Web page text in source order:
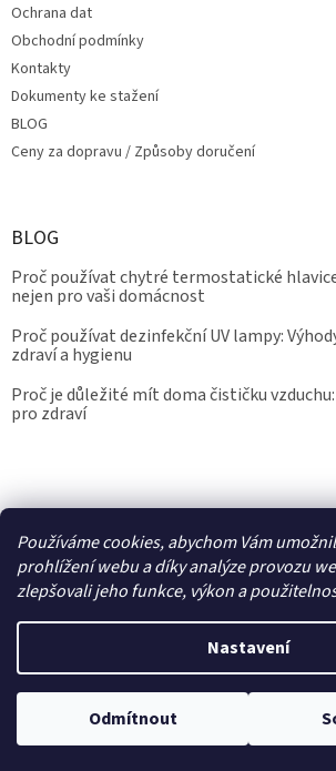
Používáme cookies, abychom Vám
prohlížení webu a díky analýze provozu
zlepšovali jeho funkce, výkon a
Nastavení
Odmítnout
Ochrana dat
Obchodní podmínky
Kontakty
Dokumenty ke stažení
BLOG
Ceny za dopravu / Způsoby doručení
BLOG
Proč používat chytré termostatické
nejen pro vaši domácnost
Proč používat dezinfekční UV lampy:
zdraví a hygienu
Proč je důležité mít doma čističku
pro zdraví
Vytvořil Shoptet
Copyright 2026Epřístroje.cz. Všechna